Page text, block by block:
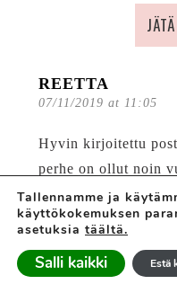
REETTA
07/11/2019 at 11:05
Hyvin kirjoitettu
perhe on ollut noin
itsekin ollut voimieni
vauva ja taapero ja
voimien palattua
Tallennamme ja
käyttökokemuksen
asetuksia täältä.
Salli kaikki Estä